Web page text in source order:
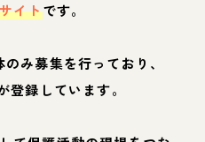
イトです。
み募集を行っており、
登録しています。